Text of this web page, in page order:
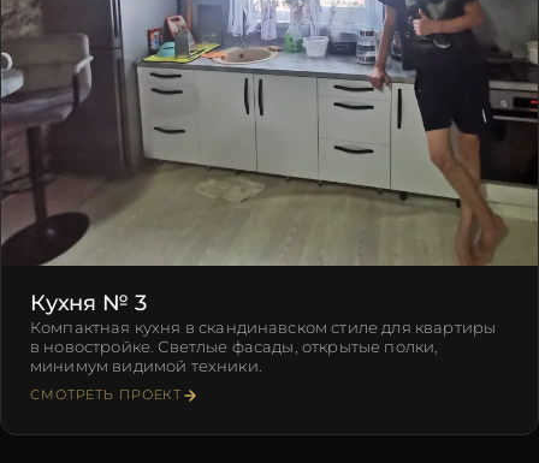
Кухня № 3
Компактная кухня в скандинавском стиле для квартиры
в новостройке. Светлые фасады, открытые полки,
минимум видимой техники.
СМОТРЕТЬ ПРОЕКТ